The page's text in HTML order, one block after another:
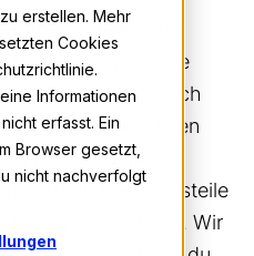
erstellen. Mehr
Cookies
Informationen
erfasst. Ein
Browser gesetzt,
nicht nachverfolgt
grün – soweit das
seinen Ruf als die
als verdient. Durch
wachsen
ganze Jahr über.
Städtchen und steile
Landschaft aus. Wir